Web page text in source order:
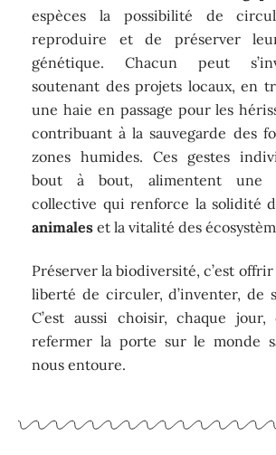
espèces la possibilité de
reproduire et de préserver
génétique. Chacun peut
soutenant des projets locaux, en
une haie en passage pour les
contribuant à la sauvegarde des
zones humides. Ces gestes
bout à bout, alimentent une
collective qui renforce la solidité
animales et la vitalité des
Préserver la biodiversité, c’est
liberté de circuler, d’inventer, de
C’est aussi choisir, chaque
refermer la porte sur le monde
nous entoure.